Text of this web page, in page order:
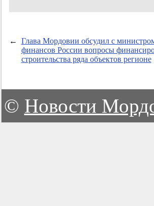
←
Глава Мордовии обсудил с
финансов России вопросы
строительства ряда объектов регионе
© Новости